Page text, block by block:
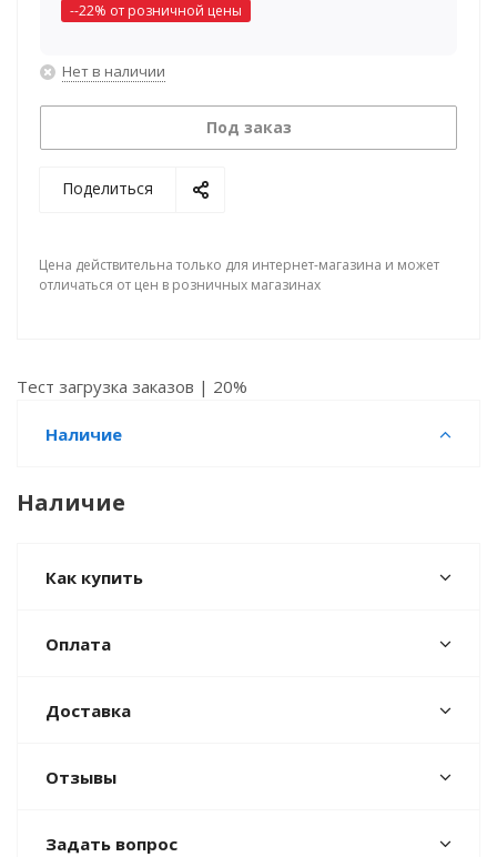
--22% от розничной цены
Нет в наличии
Под заказ
Поделиться
Цена действительна только для интернет-магазина и может
отличаться от цен в розничных магазинах
Тест загрузка заказов | 20%
Наличие
Наличие
Как купить
Оплата
Доставка
Отзывы
Задать вопрос